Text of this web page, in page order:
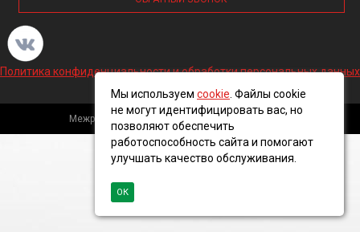
Политика конфиденциальности и обработки персональных данных
Межрегиональная кабельная компания, 2016 ©
Мы используем cookie . Файлы cookie
не могут идентифицировать вас, но
позволяют обеспечить
работоспособность сайта и помогают
улучшать качество обслуживания.
ОК